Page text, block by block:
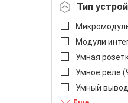
Тип
Модули
Умная
Умное реле (
Умный